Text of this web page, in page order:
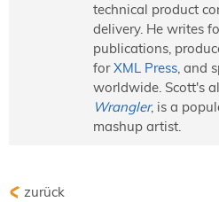
technical product
delivery. He writes
publications,
forXML Press, and
worldwide. Scott's
Wrangler, is a
mashup artist.
zurück